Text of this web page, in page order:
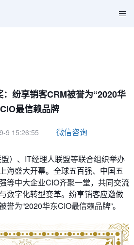
纷享销客CRM被誉为“2020华
最信赖品牌
9 15:26:55 微信咨询
）、IT经理人联盟等联合组织举办
海盛大开幕。全球五百强、中国五
等中大企业CIO齐聚一堂，共同交流
数字化转型变革。纷享销客应邀做
为“2020华东CIO最信赖品牌”。